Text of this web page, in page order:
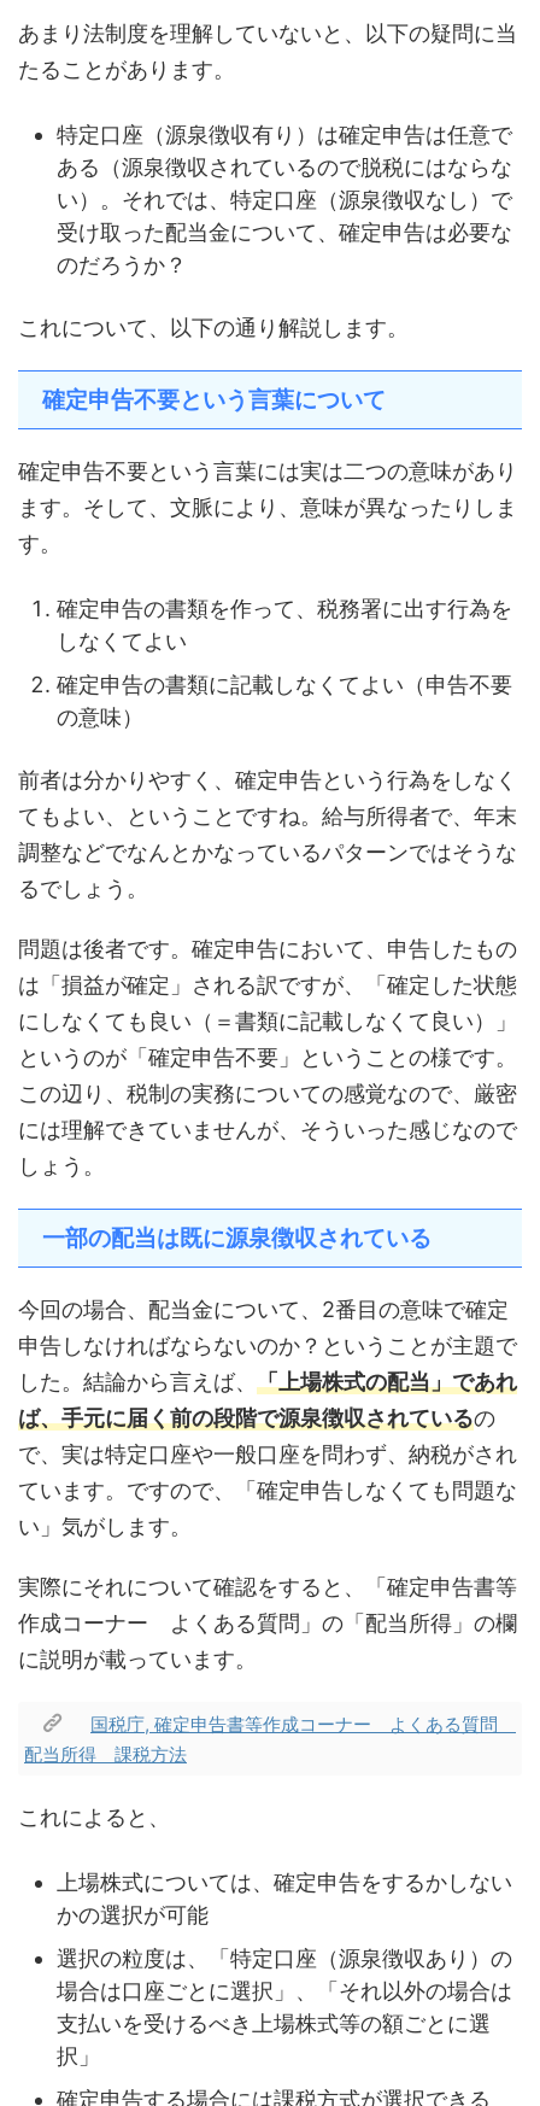
あまり法制度を理解していないと、以下の疑問に当
たることがあります。
特定口座（源泉徴収有り）は確定申告は任意で
ある（源泉徴収されているので脱税にはならな
い）。それでは、特定口座（源泉徴収なし）で
受け取った配当金について、確定申告は必要な
のだろうか？
これについて、以下の通り解説します。
確定申告不要という言葉について
確定申告不要という言葉には実は二つの意味があり
ます。そして、文脈により、意味が異なったりしま
す。
確定申告の書類を作って、税務署に出す行為を
しなくてよい
確定申告の書類に記載しなくてよい（申告不要
の意味）
前者は分かりやすく、確定申告という行為をしなく
てもよい、ということですね。給与所得者で、年末
調整などでなんとかなっているパターンではそうな
るでしょう。
問題は後者です。確定申告において、申告したもの
は「損益が確定」される訳ですが、「確定した状態
にしなくても良い（＝書類に記載しなくて良い）」
というのが「確定申告不要」ということの様です。
この辺り、税制の実務についての感覚なので、厳密
には理解できていませんが、そういった感じなので
しょう。
一部の配当は既に源泉徴収されている
今回の場合、配当金について、2番目の意味で確定
申告しなければならないのか？ということが主題で
した。結論から言えば、 「上場株式の配当」であれ
ば、手元に届く前の段階で源泉徴収されているの
で、実は特定口座や一般口座を問わず、納税がされ
ています。ですので、「確定申告しなくても問題な
い」気がします。
実際にそれについて確認をすると、「確定申告書等
作成コーナー よくある質問」の「配当所得」の欄
に説明が載っています。
国税庁, 確定申告書等作成コーナー よくある質問
配当所得 課税方法
これによると、
上場株式については、確定申告をするかしない
かの選択が可能
選択の粒度は、「特定口座（源泉徴収あり）の
場合は口座ごとに選択」、「それ以外の場合は
支払いを受けるべき上場株式等の額ごとに選
択」
確定申告する場合には課税方式が選択できる